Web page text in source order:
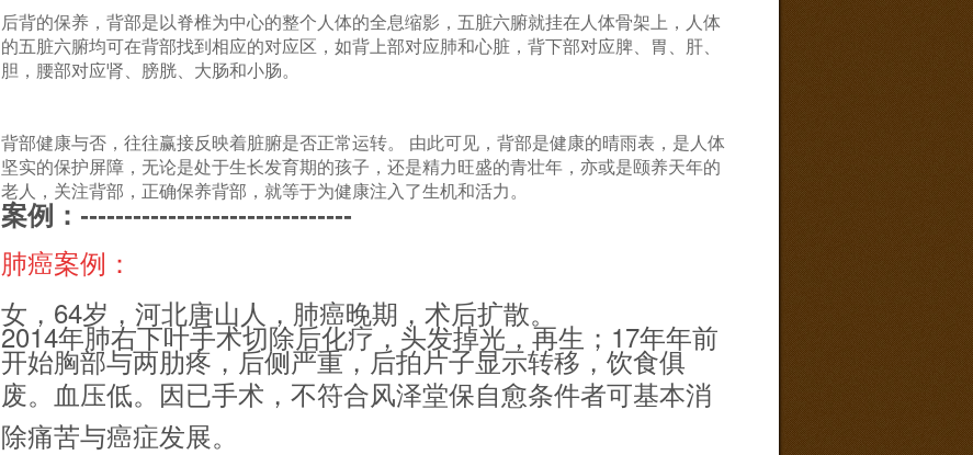
后背的保养，背部是以脊椎为中心的整个人体的全息缩影，五脏六腑就挂在人体骨架上，人体
的五脏六腑均可在背部找到相应的对应区，如背上部对应肺和心脏，背下部对应脾、胃、肝、
胆，腰部对应肾、膀胱、大肠和小肠。
背部健康与否，往往赢接反映着脏腑是否正常运转。 由此可见，背部是健康的晴雨表，是人体
坚实的保护屏障，无论是处于生长发育期的孩子，还是精力旺盛的青壮年，亦或是颐养天年的
老人，关注背部，正确保养背部，就等于为健康注入了生机和活力。
案例：-------------------------------
肺癌案例：
女， 64岁，河北唐山人，肺癌晚期，术后扩散。
2014年肺右下叶手术切除后化疗，头发掉光，再生； 17年年前
开始胸部与两肋疼，后侧严重，后拍片子显示转移，饮食俱
废。血压低。因已手术，不符合风泽堂保自愈条件者可基本消
除痛苦与癌症发展。